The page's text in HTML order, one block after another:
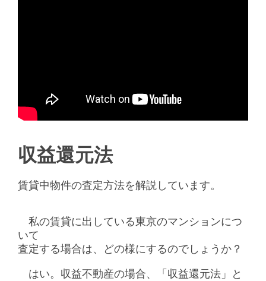
収益還元法
賃貸中物件の査定方法を解説しています。
私の賃貸に出している東京のマンションにつ
いて
査定する場合は、どの様にするのでしょうか？
はい。収益不動産の場合、「収益還元法」と